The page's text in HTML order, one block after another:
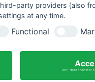
party providers (also
at any time.
Functional
incl. data transfer
Fragen?